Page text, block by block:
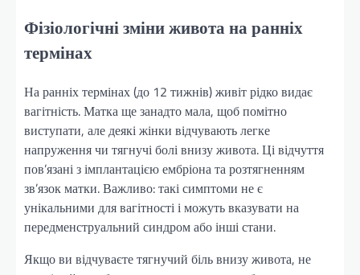
Фізіологічні зміни живота на ранніх
термінах
На ранніх термінах (до 12 тижнів) живіт рідко видає
вагітність. Матка ще занадто мала, щоб помітно
виступати, але деякі жінки відчувають легке
напруження чи тягнучі болі внизу живота. Ці відчуття
пов’язані з імплантацією ембріона та розтягненням
зв’язок матки. Важливо: такі симптоми не є
унікальними для вагітності і можуть вказувати на
передменструальний синдром або інші стани.
Якщо ви відчуваєте тягнучий біль внизу живота, не